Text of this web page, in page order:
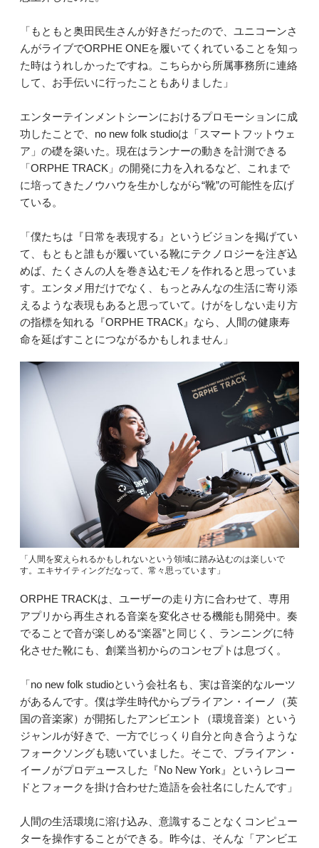
「もともと奥田民生さんが好きだったので、ユニコーンさ
んがライブでORPHE ONEを履いてくれていることを知っ
た時はうれしかったですね。こちらから所属事務所に連絡
して、お手伝いに行ったこともありました」
エンターテインメントシーンにおけるプロモーションに成
功したことで、no new folk studioは「スマートフットウェ
ア」の礎を築いた。現在はランナーの動きを計測できる
「ORPHE TRACK」の開発に力を入れるなど、これまで
に培ってきたノウハウを生かしながら“靴”の可能性を広げ
ている。
「僕たちは『日常を表現する』というビジョンを掲げてい
て、もともと誰もが履いている靴にテクノロジーを注ぎ込
めば、たくさんの人を巻き込むモノを作れると思っていま
す。エンタメ用だけでなく、もっとみんなの生活に寄り添
えるような表現もあると思っていて。けがをしない走り方
の指標を知れる『ORPHE TRACK』なら、人間の健康寿
命を延ばすことにつながるかもしれません」
「人間を変えられるかもしれないという領域に踏み込むのは楽しいで
す。エキサイティングだなって、常々思っています」
ORPHE TRACKは、ユーザーの走り方に合わせて、専用
アプリから再生される音楽を変化させる機能も開発中。奏
でることで音が楽しめる“楽器”と同じく、ランニングに特
化させた靴にも、創業当初からのコンセプトは息づく。
「no new folk studioという会社名も、実は音楽的なルーツ
があるんです。僕は学生時代からブライアン・イーノ（英
国の音楽家）が開拓したアンビエント（環境音楽）という
ジャンルが好きで、一方でじっくり自分と向き合うような
フォークソングも聴いていました。そこで、ブライアン・
イーノがプロデュースした『No New York』というレコー
ドとフォークを掛け合わせた造語を会社名にしたんです」
人間の生活環境に溶け込み、意識することなくコンピュー
ターを操作することができる。昨今は、そんな「アンビエ